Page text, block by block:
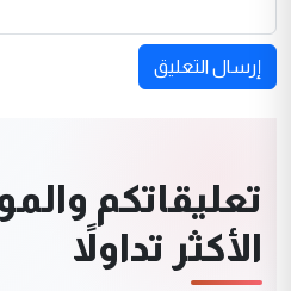
إرسال التعليق
تعليقاتكم
الأكثر تداولاً